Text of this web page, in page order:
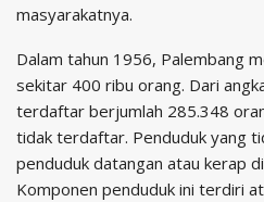
masyarakatnya.
Dalam tahun 1956, Palembang
sekitar 400 ribu orang. Dari
terdaftar berjumlah 285.348
tidak terdaftar. Penduduk yang
penduduk datangan atau kerap
Komponen penduduk ini terdiri